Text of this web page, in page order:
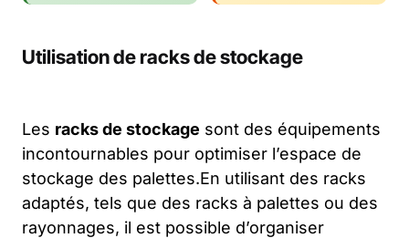
Utilisation de racks de stockage
Les racks de stockage sont des équipements
incontournables pour optimiser l’espace de
stockage des palettes.En utilisant des racks
adaptés, tels que des racks à palettes ou des
rayonnages, il est possible d’organiser